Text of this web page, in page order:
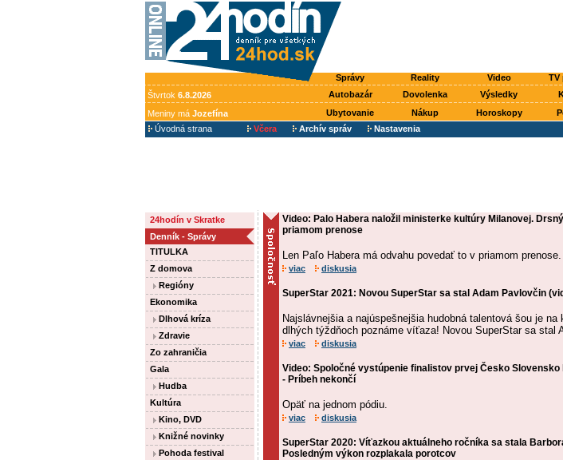
Správy Reality Video TV
Štvrtok 6.8.2026 Autobazár Dovolenka Výsledky
Meniny má Jozefína Ubytovanie Nákup Horoskopy
Úvodná strana
Včera Archív správ Nastavenia
24hodín v Skratke
Denník - Správy
TITULKA
Z domova
Regióny
Ekonomika
Dlhová kríza
Zdravie
Zo zahraničia
Gala
Hudba
Kultúra
Kino, DVD
Knižné novinky
Pohoda festival
Video: Palo Habera naložil ministerke kultúry Milanovej.
priamom prenose
Len Paľo Habera má odvahu povedať to v priamom prenose.
viac diskusia
SuperStar 2021: Novou SuperStar sa stal Adam Pavlovčin
Najslávnejšia a najúspešnejšia hudobná talentová šou je na
dlhých týždňoch poznáme víťaza! Novou SuperStar sa stal
viac diskusia
Video: Spoločné vystúpenie finalistov prvej Česko
- Príbeh nekončí
Opäť na jednom pódiu.
viac diskusia
SuperStar 2020: Víťazkou aktuálneho ročníka sa stala
Posledným výkon rozplakala porotcov